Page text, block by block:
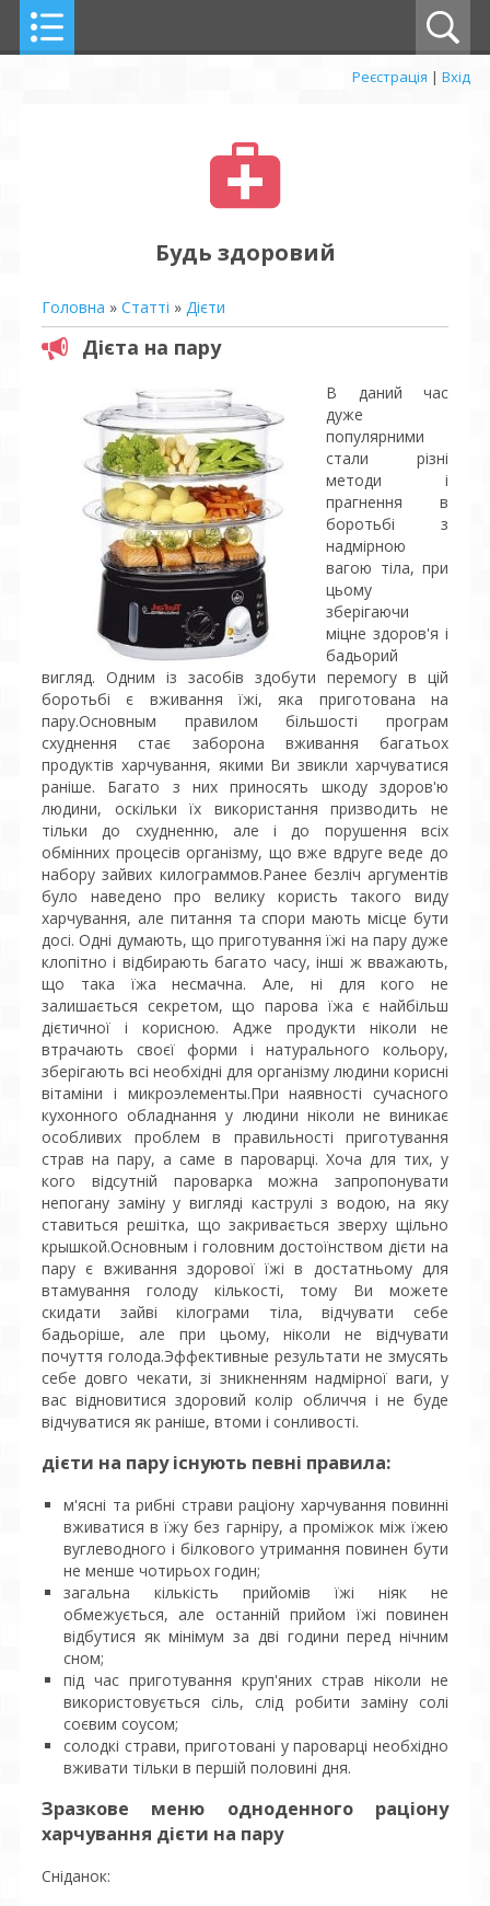
Реєстрація | Вхід
Будь здоровий
Головна » Статті » Дієти
Дієта на пару
В даний час
дуже
популярними
стали різні
методи і
прагнення в
боротьбі з
надмірною
вагою тіла, при
цьому
зберігаючи
міцне здоров'я і
бадьорий
вигляд. Одним із засобів здобути перемогу в цій
боротьбі є вживання їжі, яка приготована на
пару.Основным правилом більшості програм
схуднення стає заборона вживання багатьох
продуктів харчування, якими Ви звикли харчуватися
раніше. Багато з них приносять шкоду здоров'ю
людини, оскільки їх використання призводить не
тільки до схудненню, але і до порушення всіх
обмінних процесів організму, що вже вдруге веде до
набору зайвих килограммов.Ранее безліч аргументів
було наведено про велику користь такого виду
харчування, але питання та спори мають місце бути
досі. Одні думають, що приготування їжі на пару дуже
клопітно і відбирають багато часу, інші ж вважають,
що така їжа несмачна. Але, ні для кого не
залишається секретом, що парова їжа є найбільш
дієтичної і корисною. Адже продукти ніколи не
втрачають своєї форми і натурального кольору,
зберігають всі необхідні для організму людини корисні
вітаміни і микроэлементы.При наявності сучасного
кухонного обладнання у людини ніколи не виникає
особливих проблем в правильності приготування
страв на пару, а саме в пароварці. Хоча для тих, у
кого відсутній пароварка можна запропонувати
непогану заміну у вигляді каструлі з водою, на яку
ставиться решітка, що закривається зверху щільно
крышкой.Основным і головним достоїнством дієти на
пару є вживання здорової їжі в достатньому для
втамування голоду кількості, тому Ви можете
скидати зайві кілограми тіла, відчувати себе
бадьоріше, але при цьому, ніколи не відчувати
почуття голода.Эффективные результати не змусять
себе довго чекати, зі зникненням надмірної ваги, у
вас відновитися здоровий колір обличчя і не буде
відчуватися як раніше, втоми і сонливості.
дієти на пару існують певні правила:
м'ясні та рибні страви раціону харчування повинні
вживатися в їжу без гарніру, а проміжок між їжею
вуглеводного і білкового утримання повинен бути
не менше чотирьох годин;
загальна кількість прийомів їжі ніяк не
обмежується, але останній прийом їжі повинен
відбутися як мінімум за дві години перед нічним
сном;
під час приготування круп'яних страв ніколи не
використовується сіль, слід робити заміну солі
соєвим соусом;
солодкі страви, приготовані у пароварці необхідно
вживати тільки в першій половині дня.
Зразкове меню одноденного раціону
харчування дієти на пару
Сніданок: